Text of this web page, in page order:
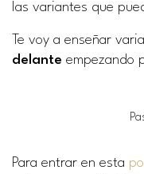
las variantes que
Te voy a enseñar
delante empezando
Para entrar en esta